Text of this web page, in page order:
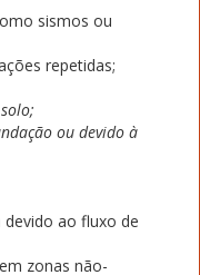
sismos ou
repetidas;
ou devido à
devido ao fluxo de
zonas não-